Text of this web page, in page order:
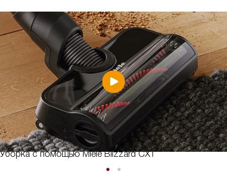
Уборка с помощью Miele Blizzard CX1